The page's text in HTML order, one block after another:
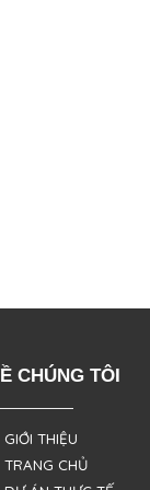
CHÚNG TÔI
THIỆU
CHỦ